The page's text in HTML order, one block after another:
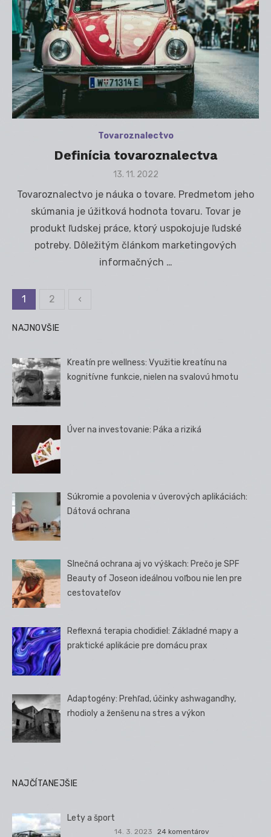
Tovaroznalectvo
Definícia tovaroznalectva
Posted
13. 11. 2022
Tovaroznalectvo je náuka o tovare. Predmetom jeho
skúmania je úžitková hodnota tovaru. Tovar je
produkt ľudskej práce, ktorý uspokojuje ľudské
potreby. Dôležitým článkom marketingových
informačných …
Stránkovanie
príspevkov
1 2 ‹
NAJNOVŠIE
Kreatín pre wellness: Využitie kreatínu na
kognitívne funkcie, nielen na svalovú hmotu
Úver na investovanie: Páka a riziká
Súkromie a povolenia v úverových aplikáciách:
Dátová ochrana
Slnečná ochrana aj vo výškach: Prečo je SPF
Beauty of Joseon ideálnou voľbou nie len pre
cestovateľov
Reflexná terapia chodidiel: Základné mapy a
praktické aplikácie pre domácu prax
Adaptogény: Prehľad, účinky ashwagandhy,
rhodioly a ženšenu na stres a výkon
NAJČÍTANEJŠIE
Lety a šport
14. 3. 2023 24 komentárov